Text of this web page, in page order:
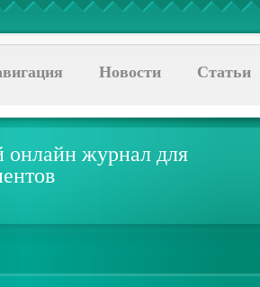
Новости Статьи
журнал для